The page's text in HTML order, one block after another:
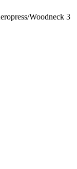
Woodneck 3